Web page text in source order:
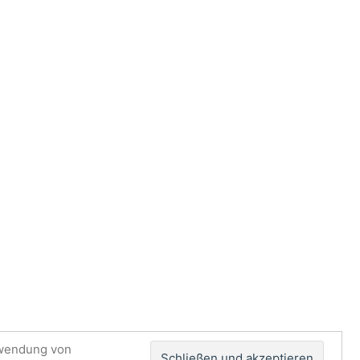
auf Twitter
von